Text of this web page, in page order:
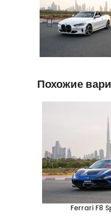
Похожие
Ferrari F8